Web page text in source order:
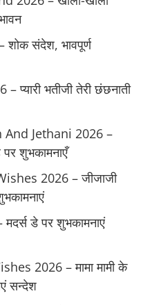
संदेश, भावपूर्ण
भतीजी तेरी छंछनाती
Jethani 2026 –
पर शुभकामनाएँ
2026 – जीजाजी
डे पर शुभकामनाएं
2026 – मामा मामी के
सन्देश